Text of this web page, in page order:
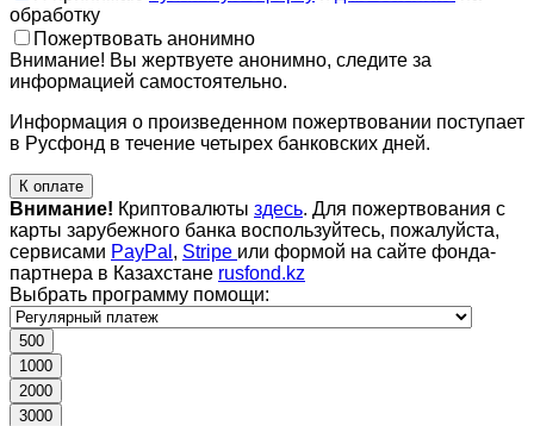
обработку
Пожертвовать анонимно
Внимание! Вы жертвуете анонимно, следите за
информацией самостоятельно.
Информация о произведенном пожертвовании поступает
в Русфонд в течение четырех банковских дней.
К оплате
Внимание! Криптовалюты здесь. Для пожертвования с
карты зарубежного банка воспользуйтесь, пожалуйста,
сервисами PayPal , Stripe или формой на сайте фонда-
партнера в Казахстане rusfond.kz
Выбрать программу помощи:
500
1000
2000
3000